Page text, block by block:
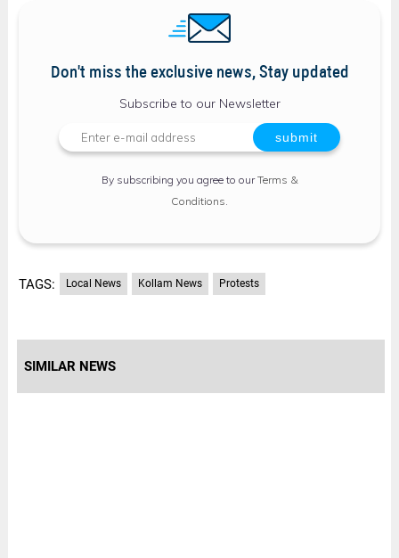
Don't miss the exclusive news, Stay updated
Subscribe to our Newsletter
By subscribing you agree to ourTerms &
Conditions
TAGS: Local News Kollam News Protests
SIMILAR NEWS